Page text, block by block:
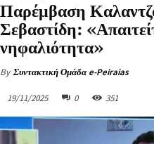
Παρέμβαση
Σεβαστίδη:
νηφαλιότητα»
By Συντακτική Ομάδα e-Peiraias
19/11/2025 0 351